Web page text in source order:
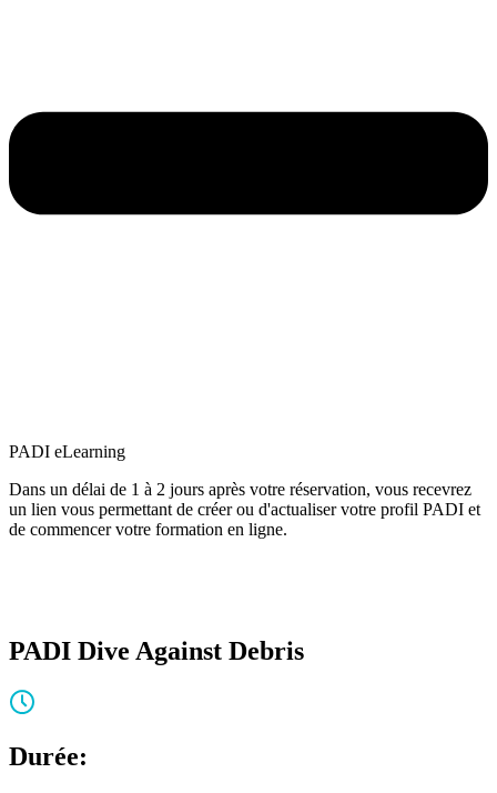
PADI eLearning
Dans un délai de 1 à 2 jours après votre réservation, vous recevrez
un lien vous permettant de créer ou d'actualiser votre profil PADI et
de commencer votre formation en ligne.
PADI Dive Against Debris
Durée: